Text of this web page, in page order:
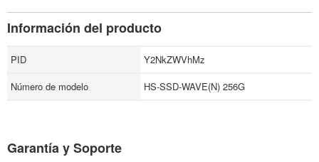
Información del producto
PID
Y2NkZWVhMz
Número de modelo
HS-SSD-WAVE(N) 256G
Garantía y Soporte